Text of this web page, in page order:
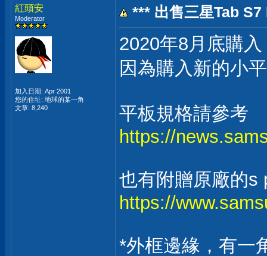
紅頭安
Moderator
加入日期: Apr 2001
您的住址: 地球的某一角
文章: 8,240
*** 出售三星Tab
2020年8月底購
因為購入新的小
平板規格請參考
https://
也有附贈原廠的s
https://
*外框邊緣，有一